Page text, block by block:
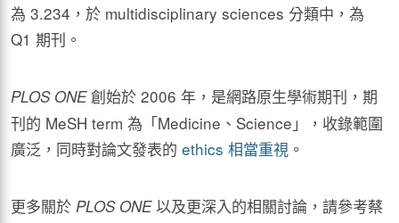
為 3.234，於 multidisciplinary sciences 分類中，為
Q1 期刊。
PLOS ONE創始於 2006 年，是網路原生學術期刊，期
刊的 MeSH term 為「Medicine、Science」，收錄範圍
廣泛，同時對論文發表的 ethics 相當重視 。
更多關於 PLOS ONE以及更深入的相關討論，請參考蔡